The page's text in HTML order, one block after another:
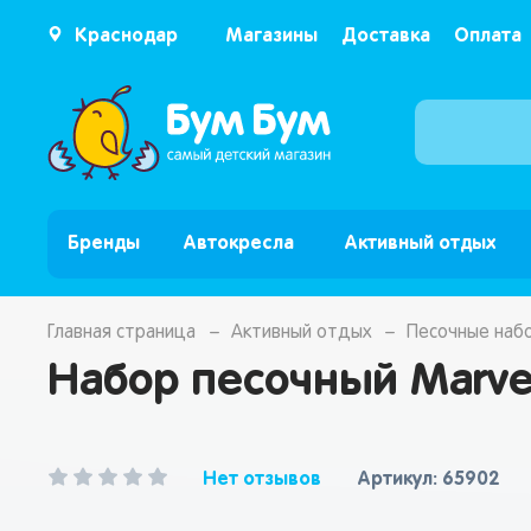
Краснодар Магазины Доставка Оплата
Бренды Автокресла Активный отдых
Главная страница Активный отдых Песочные
Набор песочный
Нет отзывов Артикул: 65902